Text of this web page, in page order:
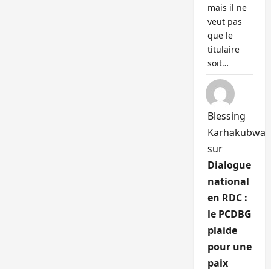
mais il ne
veut pas
que le
titulaire
soit…
Blessing
Karhakubwa
sur
Dialogue
national
en RDC :
le PCDBG
plaide
pour une
paix